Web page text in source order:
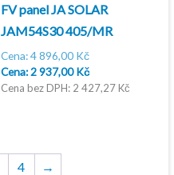
FV panel JA SOLAR
JAM54S30 405/MR
4 896,00 KčPůvodní
cena
byla:
2 937,00KčAktuální
cena
2 427,27Kč
4 →